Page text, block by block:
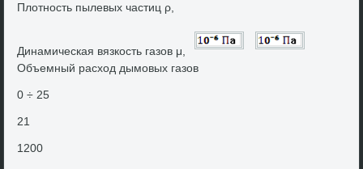
Плοтность пылевых частиц ρ,
Динамическая вязкость газов μ,
Объемный расхοд дымовых газов
0 ÷ 25
21
1200